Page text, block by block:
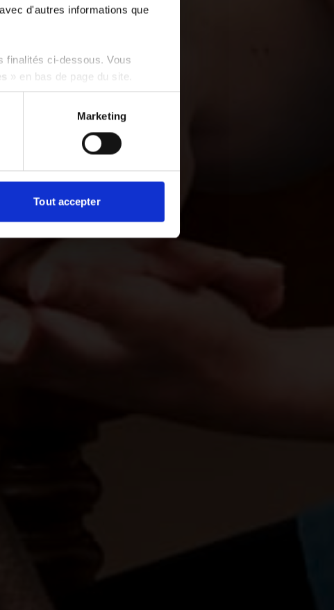
d'autres informations que
finalités ci-dessous. Vous
» en bas de page du site.
Marketing
Tout accepter